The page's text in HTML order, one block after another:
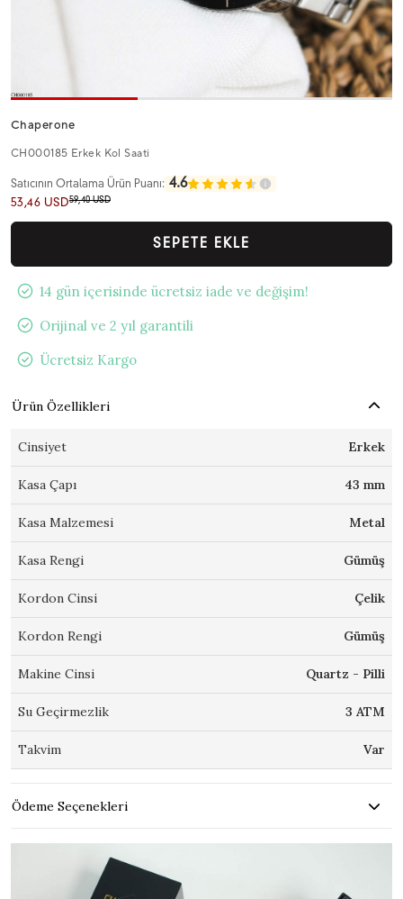
Chaperone
CH000185 Erkek Kol Saati
Satıcının Ortalama Ürün Puanı: 4.6
53,46 USD59,40 USD
SEPETE EKLE
14 gün içerisinde ücretsiz iade ve değişim!
Orijinal ve 2 yıl garantili
Ücretsiz Kargo
Ürün Özellikleri
Cinsiyet Erkek
Kasa Çapı 43 mm
Kasa Malzemesi Metal
Kasa Rengi Gümüş
Kordon Cinsi Çelik
Kordon Rengi Gümüş
Makine Cinsi Quartz - Pilli
Su Geçirmezlik 3 ATM
Takvim Var
Ödeme Seçenekleri